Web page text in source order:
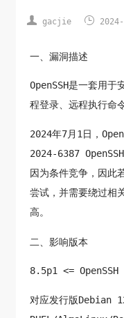
 gacjie 
一、漏洞描述
OpenSSH是一套用于
程登录、远程执行命
2024年7月1日，
2024-6387
因为条件竞争，因此
尝试，并需要绕过相
高。
二、影响版本
8.5p1 <=
对应发行版Debian